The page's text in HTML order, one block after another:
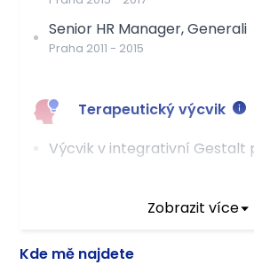
Senior HR Manager, Generali
Praha 2011 - 2015
Terapeutický výcvik
Výcvik v integrativní Gestalt
Zobrazit více
Kde mě najdete